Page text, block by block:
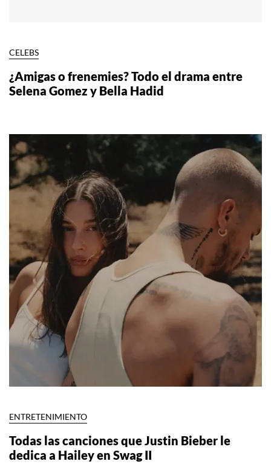
CELEBS
¿Amigas o frenemies? Todo el drama entre
Selena Gomez y Bella Hadid
ENTRETENIMIENTO
Todas las canciones que Justin Bieber le
dedica a Hailey en Swag II